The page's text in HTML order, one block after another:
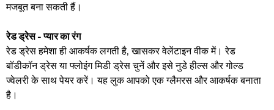
मजबूत बना सकती हैं।
रेड ड्रेस - प्यार का रंग
रेड ड्रेस हमेशा ही आकर्षक लगती है, खासकर वेलेंटाइन वीक में। रेड
बॉडीकॉन ड्रेस या फ्लोइंग मिडी ड्रेस चुनें और इसे नुडे हील्स और गोल्ड
ज्वेलरी के साथ पेयर करें। यह लुक आपको एक ग्लैमरस और आकर्षक बनाता
है।